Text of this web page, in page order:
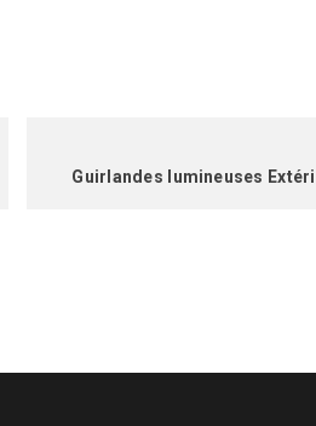
Guirlandes lumineuses